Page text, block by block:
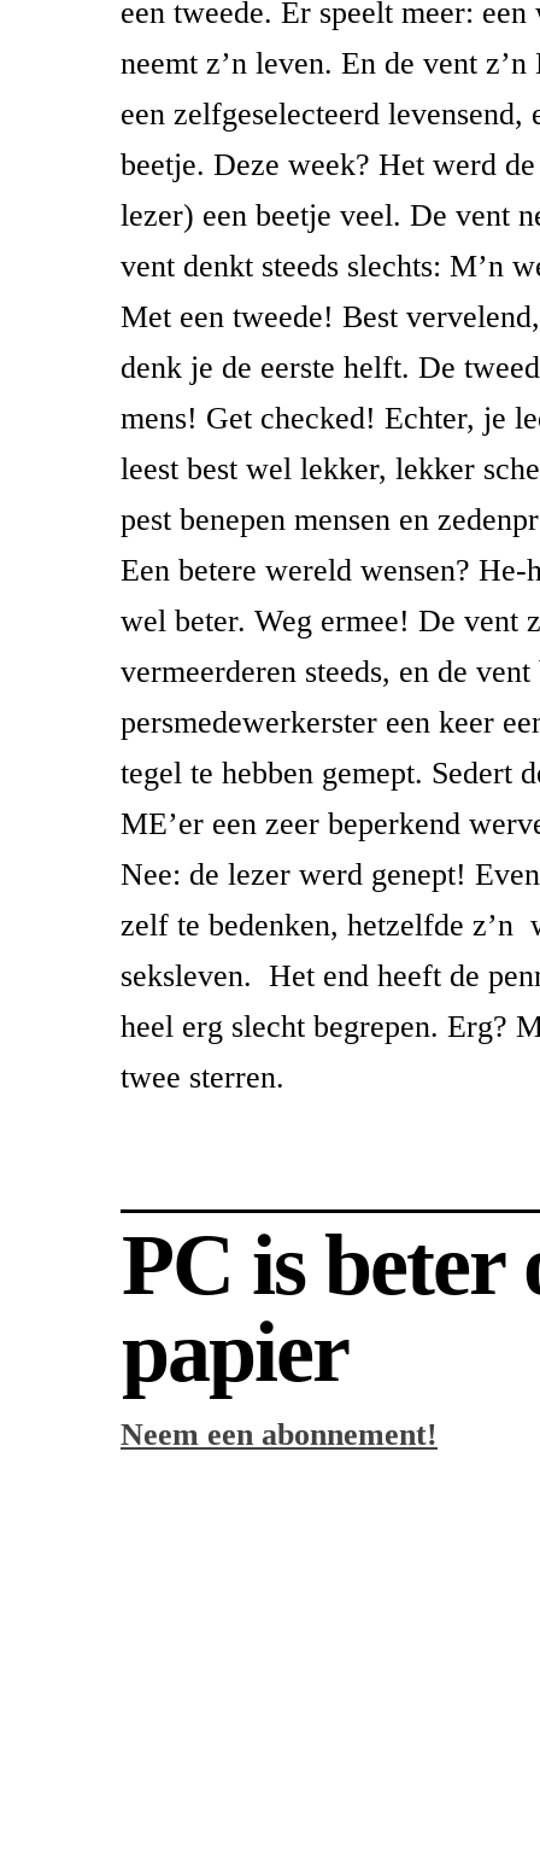
een tweede. Er speelt meer:
neemt z’n leven. En de vent
een zelfgeselecteerd levensend,
beetje. Deze week? Het werd
lezer) een beetje veel. De vent
vent denkt steeds slechts: M’n
Met een tweede! Best
denk je de eerste helft. De
mens! Get checked! Echter, je
leest best wel lekker, lekker
pest benepen mensen en
Een betere wereld wensen? He-
wel beter. Weg ermee! De vent
vermeerderen steeds, en de
persmedewerkerster een keer
tegel te hebben gemept. Sedert
ME’er een zeer beperkend
Nee: de lezer werd genept!
zelf te bedenken, hetzelfde z’n
seksleven. Het end heeft de
heel erg slecht begrepen. Erg?
twee sterren.
PC is beter
papier
Neem een abonnement!